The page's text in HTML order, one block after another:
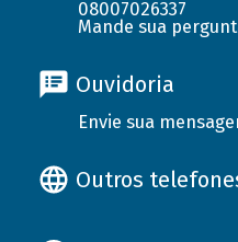
08007026337
Mande sua
Ouvidoria
Envie sua
Outros